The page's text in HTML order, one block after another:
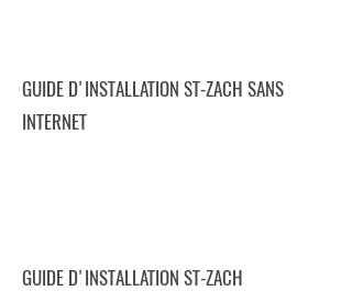
GUIDE D'INSTALLATION ST-ZACH SANS
INTERNET
GUIDE D'INSTALLATION ST-ZACH